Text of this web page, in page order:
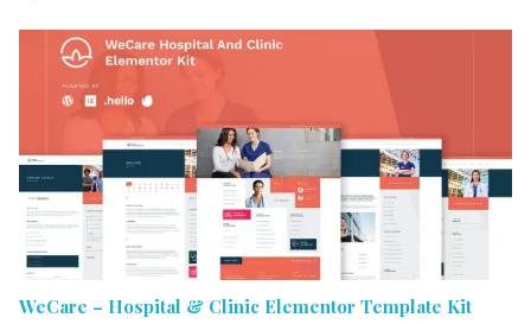
WeCare – Hospital & Clinic Elementor Template Kit